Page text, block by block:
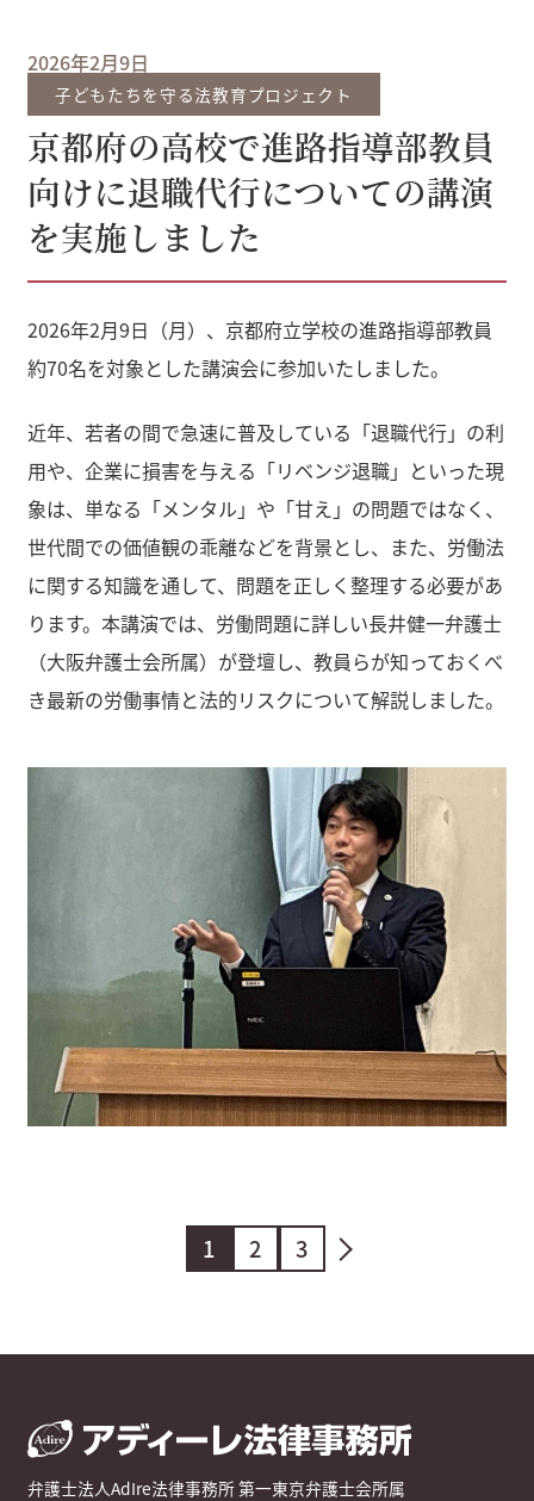
2026年2月9日
子どもたちを守る法教育プロジェクト
京都府の高校で進路指導部教員
向けに退職代行についての講演
を実施しました
2026年2月9日（月）、京都府立学校の進路指導部教員
約70名を対象とした講演会に参加いたしました。
近年、若者の間で急速に普及している「退職代行」の利
用や、企業に損害を与える「リベンジ退職」といった現
象は、単なる「メンタル」や「甘え」の問題ではなく、
世代間での価値観の乖離などを背景とし、また、労働法
に関する知識を通して、問題を正しく整理する必要があ
ります。本講演では、労働問題に詳しい長井健一弁護士
（大阪弁護士会所属）が登壇し、教員らが知っておくべ
き最新の労働事情と法的リスクについて解説しました。
1 2 3
弁護士法人AdIre法律事務所 第一東京弁護士会所属